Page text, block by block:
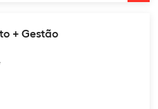
+ Gestão